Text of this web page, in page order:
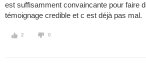
est suffisamment convaincante pour faire
témoignage credible et c est déjà pas mal.
2 0